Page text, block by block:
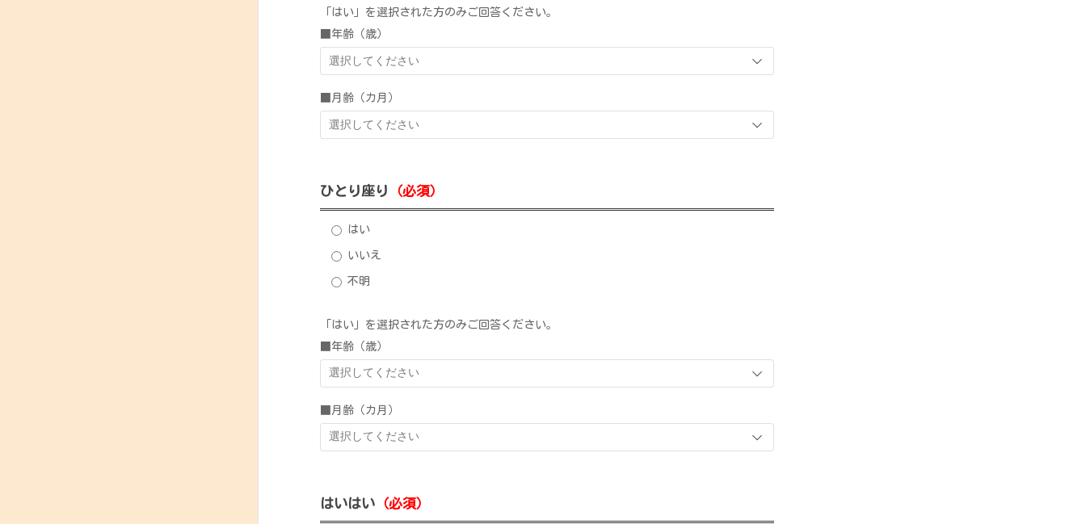
「はい」を選択された方のみご回答ください。
■年齢（歳）
■月齢（カ月）
ひとり座り （必須）
はい
いいえ
不明
「はい」を選択された方のみご回答ください。
■年齢（歳）
■月齢（カ月）
はいはい （必須）